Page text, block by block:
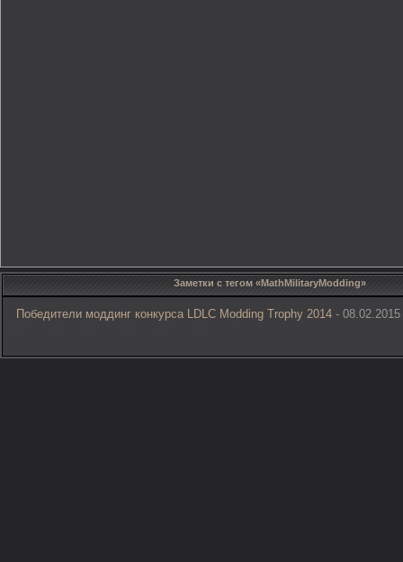
Заметки с тегом «MathMilitaryModding»
Победители моддинг конкурса LDLC Modding Trophy 2014 - 08.02.2015